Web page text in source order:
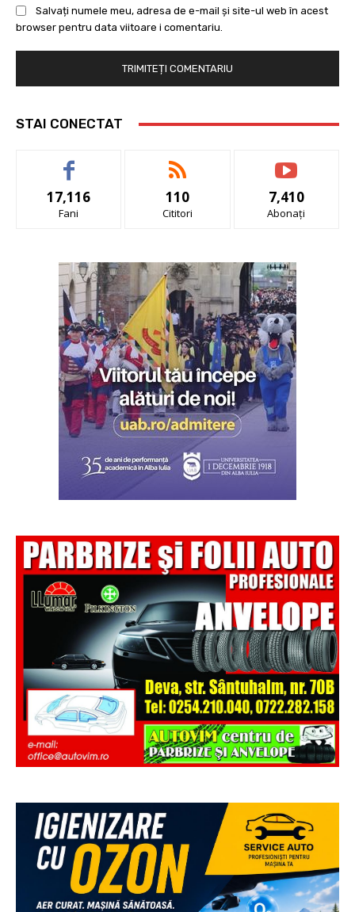
Salvați numele meu, adresa de e-mail și site-ul web în acest
browser pentru data viitoare i comentariu.
STAI CONECTAT
17,116
Fani
110
Cititori
7,410
Abonați